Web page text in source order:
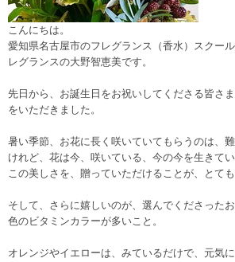
こんにちは。
愛知県名古屋市のフレグランス（香水）スクー
レグランスの大野智恵美です。
先日から、お誕生日をお祝いしてくださる皆さ
をいただきました。
暑い季節、お花に長く咲いていてもらうのは、難
けれど、花は今、咲いている、今の今を生きてい
この美しさを、贈っていただけることが、とても
そして、さらに嬉しいのが、選んでくださった
色のビタミンカラーが多いこと。
オレンジやイエローは、みているだけで、元気に